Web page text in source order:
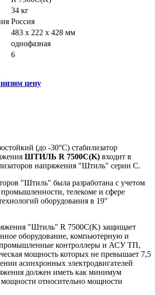
34 кг
Россия
483 х 222 х 428 мм
однофазная
6
цену
(до -30°C) стабилизатор
ШТИЛЬ R 7500C(K) входит в
напряжения "Штиль" серии C.
"Штиль" была разработана с учетом
промышленности, телекоме и сфере
оборудования в 19"
"Штиль" R 7500C(K) защищает
оборудование, компьютерную и
контроллеры и АСУ ТП,
мощность которых не превышает 7,5
асинхронных электродвигателей
должен иметь как минимум
мощности относительно мощности